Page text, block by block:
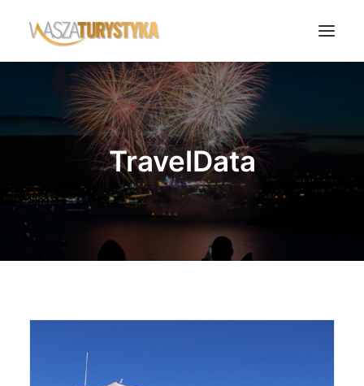
Księga wspomnień
Biura podróży
Noclegi
Polska
Świat
Wasze Podróże
TravelData